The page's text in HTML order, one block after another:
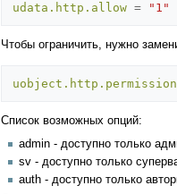
udata.http.allow = "1"
Чтобы ограничить, нужно
Список возможных опций:
admin - доступно только
sv - доступно только
auth - доступно только